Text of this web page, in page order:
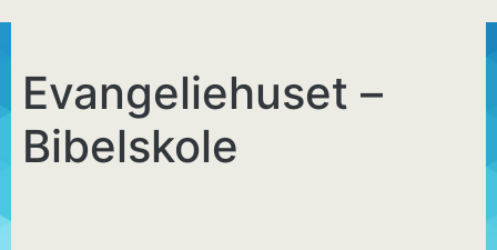
Evangeliehuset –
Bibelskole